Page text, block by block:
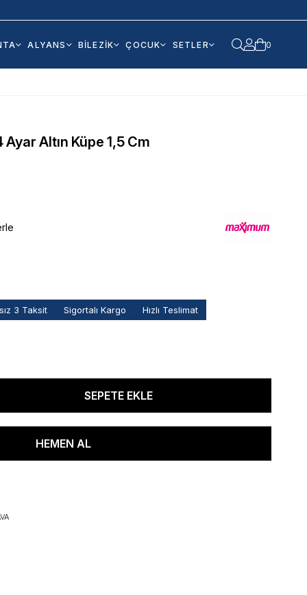
ALYANS BİLEZİK ÇOCUK SETLER 0
Ayar Altın Küpe 1,5 Cm
3 Taksit Sigortalı Kargo Hızlı Teslimat